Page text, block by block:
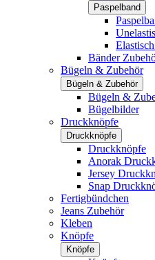
Paspelband
Bänder
Bügeln & Zubehör
Bügeln & Zubehör
Bügeln &
Bügelbilder
Druckknöpfe
Druckknöpfe
Druckknöpfe
Anorak
Jersey
Snap
Fertigbündchen
Jeans Zubehör
Kleben
Knöpfe
Knöpfe